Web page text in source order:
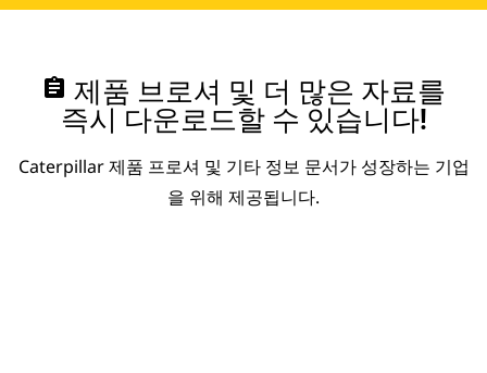
assignment 제품 브로셔 및 더 많은 자료를
즉시 다운로드할 수 있습니다!
Caterpillar 제품 프로셔 및 기타 정보 문서가 성장하는 기업
을 위해 제공됩니다.